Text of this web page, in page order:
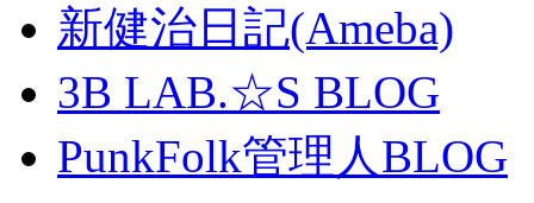
新健治日記(Ameba)
3B LAB.☆S BLOG
PunkFolk管理人BLOG